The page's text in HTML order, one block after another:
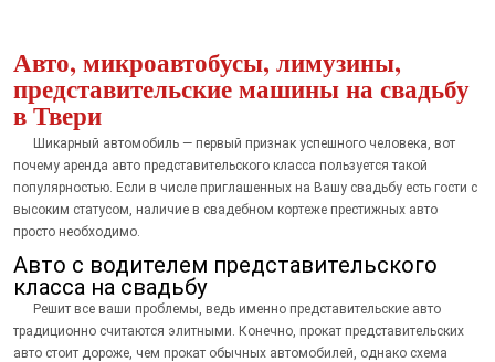
Авто, микроавтобусы, лимузины,
представительские машины на свадьбу
в Твери
Шикарный автомобиль — первый признак успешного человека, вот
почему аренда авто представительского класса пользуется такой
популярностью. Если в числе приглашенных на Вашу свадьбу есть гости с
высоким статусом, наличие в свадебном кортеже престижных авто
просто необходимо.
Авто с водителем представительского
класса на свадьбу
Решит все ваши проблемы, ведь именно представительские авто
традиционно считаются элитными. Конечно, прокат представительских
авто стоит дороже, чем прокат обычных автомобилей, однако схема